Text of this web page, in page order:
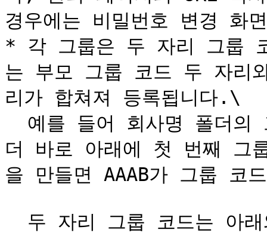
경우에는 비밀번호 변경 화
* 각 그룹은 두 자리 그룹
는 부모 그룹 코드 두 자리
리가 합쳐져 등록됩니다.\
더 바로 아래에 첫 번째 그
을 만들면 AAAB가 그룹 코